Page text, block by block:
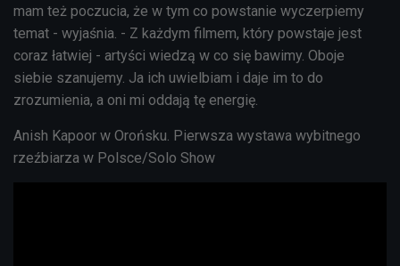
mam też poczucia, że w tym co powstanie wyczerpiemy
temat - wyjaśnia. - Z każdym filmem, który powstaje jest
coraz łatwiej - artyści wiedzą w co się bawimy. Oboje
siebie szanujemy. Ja ich uwielbiam i daje im to do
zrozumienia, a oni mi oddają tę energię.
Anish Kapoor w Orońsku. Pierwsza wystawa wybitnego
rzeźbiarza w Polsce/Solo Show